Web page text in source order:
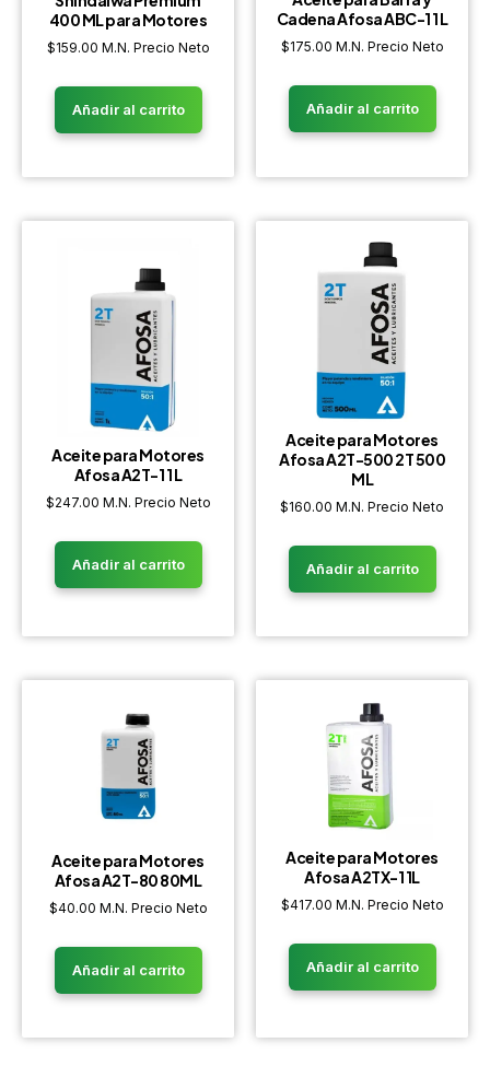
400 ML para Motores
$159.00 M.N. Precio Neto
Añadir al carrito
Cadena Afosa ABC-1 1 L
$175.00 M.N. Precio Neto
Añadir al carrito
Aceite para Motores
Afosa A2T-1 1 L
$247.00 M.N. Precio Neto
Añadir al carrito
Aceite para Motores
Afosa A2T-500 2T 500
ML
$160.00 M.N. Precio Neto
Añadir al carrito
Aceite para Motores
Afosa A2T-80 80ML
$40.00 M.N. Precio Neto
Añadir al carrito
Aceite para Motores
Afosa A2TX-1 1L
$417.00 M.N. Precio Neto
Añadir al carrito